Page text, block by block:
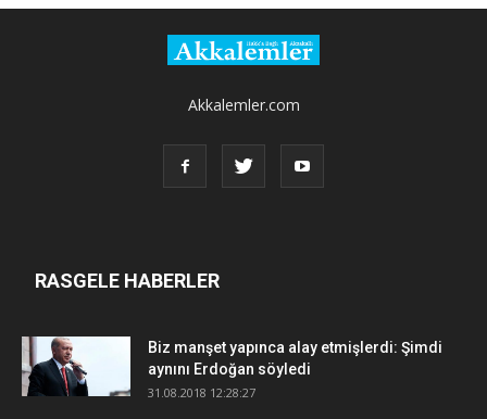
Akkalemler.com
RASGELE HABERLER
Biz manşet yapınca alay etmişlerdi: Şimdi
aynını Erdoğan söyledi
31.08.2018 12:28:27